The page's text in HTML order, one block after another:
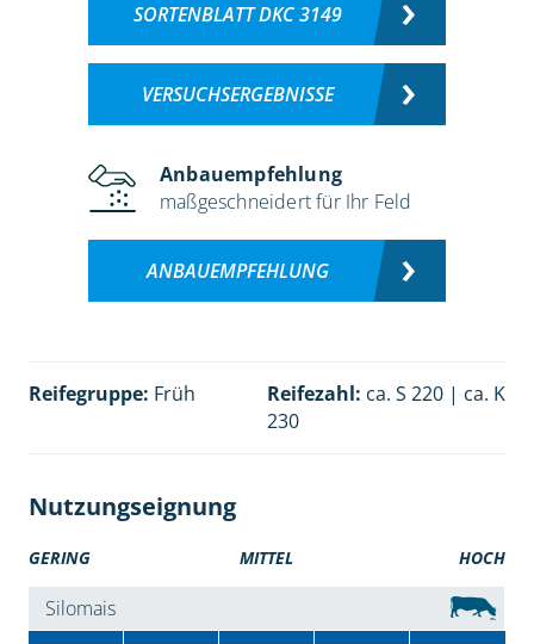
SORTENBLATT DKC 3149
VERSUCHSERGEBNISSE
Anbauempfehlung
maßgeschneidert für Ihr Feld
ANBAUEMPFEHLUNG
Reifegruppe: Früh Reifezahl: ca. S 220 | ca. K
230
Nutzungseignung
GERING MITTEL HOCH
Silomais